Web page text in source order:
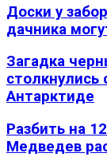
Доски у
дачника
Загадка
Антарктиде
Разбить на
Медведев